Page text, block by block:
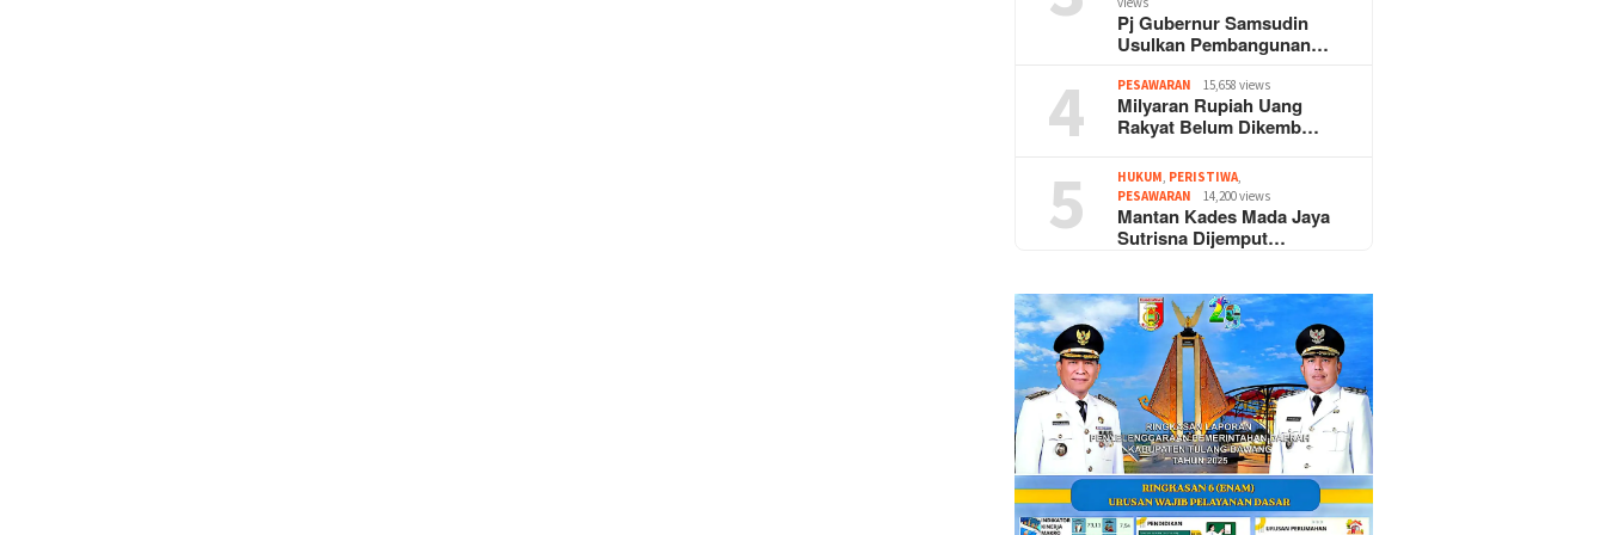
Pj Gubernur Samsudin
Usulkan Pembangunan…
4 PESAWARAN 15,658 views
Milyaran Rupiah Uang
Rakyat Belum Dikemb…
5 HUKUM PERISTIWA
PESAWARAN
14,200 views
Mantan Kades Mada Jaya
Sutrisna Dijemput…